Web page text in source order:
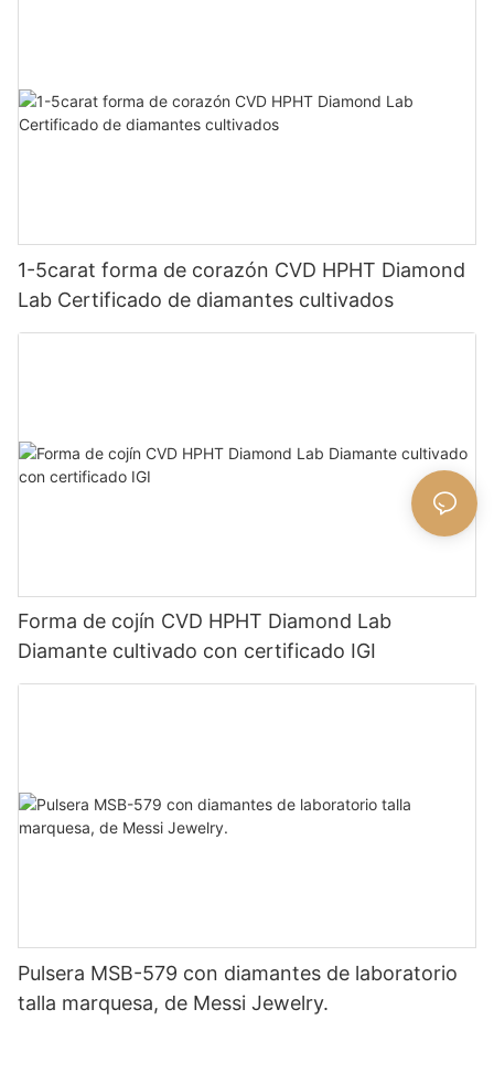
1-5carat forma de corazón CVD HPHT Diamond
Lab Certificado de diamantes cultivados
Forma de cojín CVD HPHT Diamond Lab
Diamante cultivado con certificado IGI
Pulsera MSB-579 con diamantes de laboratorio
talla marquesa, de Messi Jewelry.